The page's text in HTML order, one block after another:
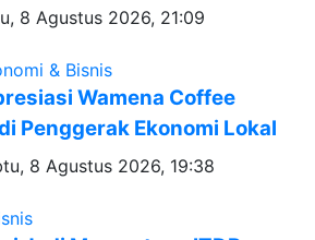
8 Agustus 2026, 21:09
& Bisnis
Wamena Coffee
Penggerak Ekonomi Lokal
8 Agustus 2026, 19:38